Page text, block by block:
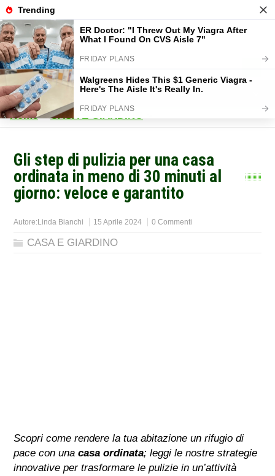
Home>CASA E GIARDINO
Gli step di pulizia per una casa
ordinata in meno di 30 minuti al
giorno: veloce e garantito
Autore:Linda Bianchi 15 Aprile 2024 0 Commenti
CASA E GIARDINO
Scopri come rendere la tua abitazione un rifugio di
pace con unacasa ordinata; leggi le nostre strategie
innovative per trasformare le pulizie in un’attività